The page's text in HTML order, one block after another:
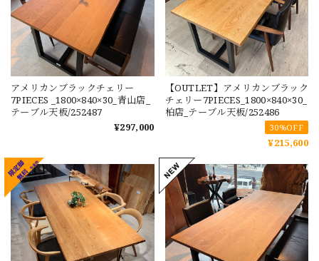
アメリカンブラックチェリー
7PIECES _1800×840×30_青山店_
テーブル天板/252487
¥297,000
【OUTLET】アメリカンブラック
チェリー7PIECES_1800×840×30_
柏店_テーブル天板/252486
30%OFF
¥215,600